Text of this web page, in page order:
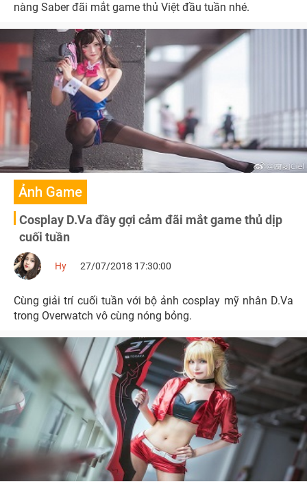
nàng Saber đãi mắt game thủ Việt đầu tuần nhé.
Ảnh Game
Cosplay D.Va đầy gợi cảm đãi mắt game thủ dịp
cuối tuần
Hy 27/07/2018 17:30:00
Cùng giải trí cuối tuần với bộ ảnh cosplay mỹ nhân D.Va
trong Overwatch vô cùng nóng bỏng.